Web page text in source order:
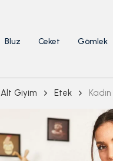
Bluz Ceket Gömlek
Alt Giyim Etek